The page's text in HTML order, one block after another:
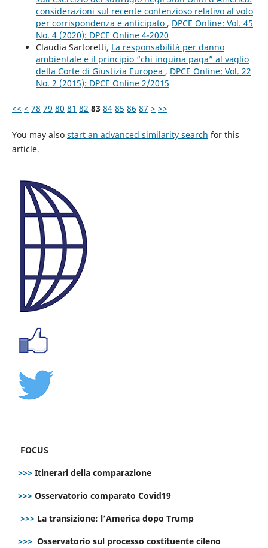
considerazioni sul recente contenzioso relativo al voto
per corrispondenza e anticipato , DPCE Online: Vol. 45
No. 4 (2020): DPCE Online 4-2020
Claudia Sartoretti, La responsabilità per danno
ambientale e il principio “chi inquina paga” al vaglio
della Corte di Giustizia Europea , DPCE Online: Vol. 22
No. 2 (2015): DPCE Online 2/2015
<< < 78 79 80 81 82 83 84 85 86 87 > >>
You may also start an advanced similarity search for this
article.
FOCUS
>>> Itinerari della comparazione
>>> Osservatorio comparato Covid19
>>> La transizione: l’America dopo Trump
>>> Osservatorio sul processo costituente cileno